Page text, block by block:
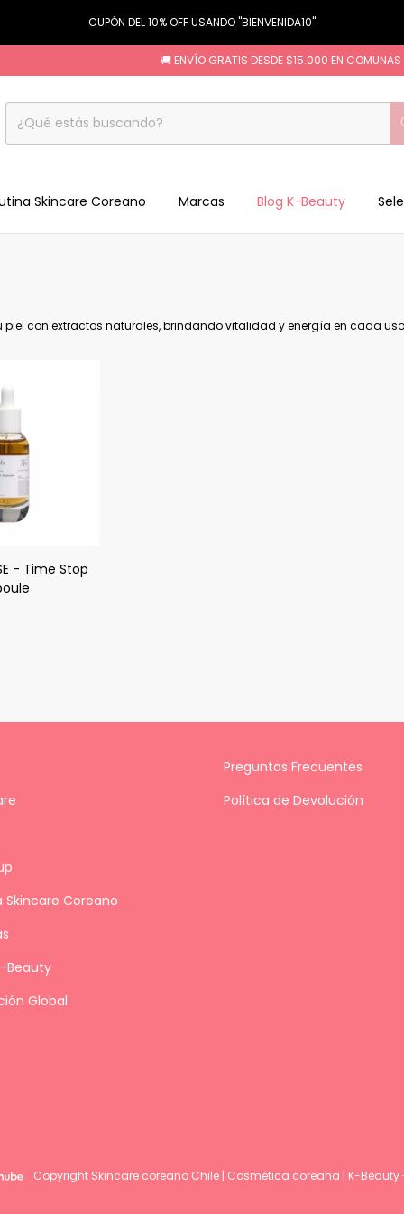
CUPÓN DEL 10% OFF USANDO "BIENVENIDA10"
🚚 ENVÍO GRATIS DESDE $15.000 EN COMUNAS
Skincare Coreano Marcas Blog K-Beauty
piel con extractos naturales, brindando vitalidad y energía en cada
- Time Stop
Skincare Coreano
Beauty
Global
Preguntas Frecuentes
Política de Devolución
Copyright Skincare coreano Chile | Cosmética coreana | K-